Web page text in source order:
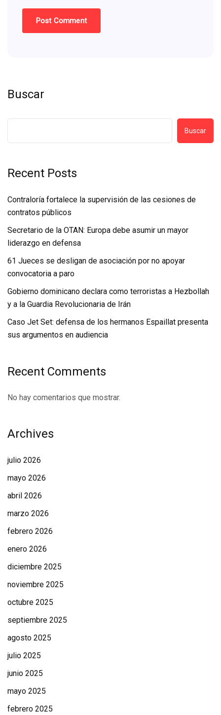
Buscar
Buscar
Recent Posts
Contraloría fortalece la supervisión de las cesiones de
contratos públicos
Secretario de la OTAN: Europa debe asumir un mayor
liderazgo en defensa
61 Jueces se desligan de asociación por no apoyar
convocatoria a paro
Gobierno dominicano declara como terroristas a Hezbollah
y a la Guardia Revolucionaria de Irán
Caso Jet Set: defensa de los hermanos Espaillat presenta
sus argumentos en audiencia
Recent Comments
No hay comentarios que mostrar.
Archives
julio 2026
mayo 2026
abril 2026
marzo 2026
febrero 2026
enero 2026
diciembre 2025
noviembre 2025
octubre 2025
septiembre 2025
agosto 2025
julio 2025
junio 2025
mayo 2025
febrero 2025